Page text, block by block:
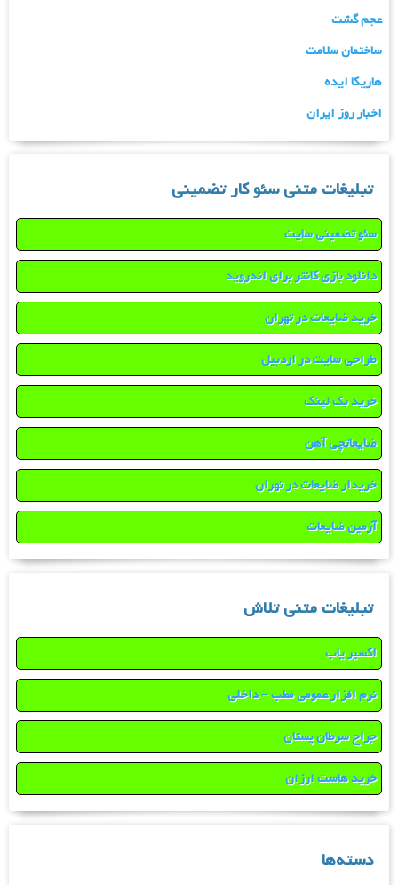
عجم گشت
ساختمان سلامت
هاریکا ایده
اخبار روز ایران
تبلیغات متنی سئو کار تضمینی
سئو تضمینی سایت
دانلود بازی کانتر برای اندروید
خرید ضایعات در تهران
طراحی سایت در اردبیل
خرید بک لینک
ضایعاتچی آهن
خریدار ضایعات در تهران
آرمین ضایعات
تبلیغات متنی تلاش
اکسیر یاب
نرم افزار عمومی مطب – داخلی
جراح سرطان پستان
خرید هاست ارزان
دسته‌ها